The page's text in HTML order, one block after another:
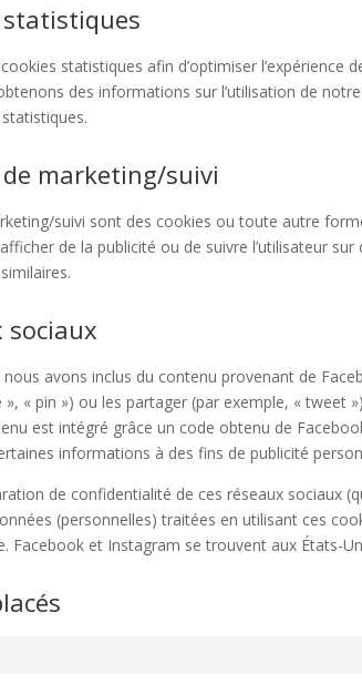
statistiques
statistiques afin d’optimiser l’expérience
des informations sur l’utilisation de
de marketing/suivi
suivi sont des cookies ou toute autre
de la publicité ou de suivre l’utilisateur
sociaux
avons inclus du contenu provenant de
», « pin ») ou les partager (par exemple, « tweet
est intégré grâce un code obtenu de
informations à des fins de publicité
de confidentialité de ces réseaux sociaux
(personnelles) traitées en utilisant ces
Facebook et Instagram se trouvent aux États-